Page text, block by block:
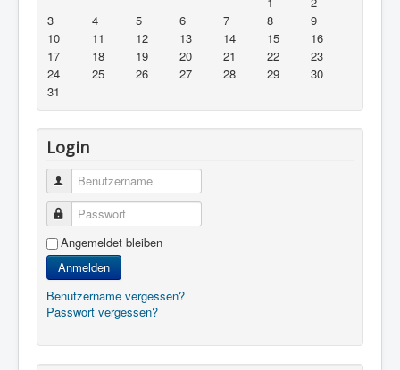
3
4 5 6 7 8
9
10
11 12 13 14 15
16
17
18 19 20 21 22
23
24
25 26 27 28 29
30
31
Login
Benutzername
Passwort
Angemeldet bleiben
Anmelden
Benutzername vergessen?
Passwort vergessen?